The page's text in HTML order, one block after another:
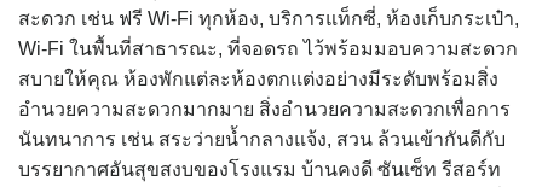
สะดวก เช่น ฟรี Wi-Fi ทุกห้อง, บริการแท็กซี่, ห้องเก็บกระเป๋า,
Wi-Fi ในพื้นที่สาธารณะ, ที่จอดรถ ไว้พร้อมมอบความสะดวก
สบายให้คุณ ห้องพักแต่ละห้องตกแต่งอย่างมีระดับพร้อมสิ่ง
อำนวยความสะดวกมากมาย สิ่งอำนวยความสะดวกเพื่อการ
นันทนาการ เช่น สระว่ายน้ำกลางแจ้ง, สวน ล้วนเข้ากันดีกับ
บรรยากาศอันสุขสงบของโรงแรม บ้านคงดี ซันเซ็ท รีสอร์ท